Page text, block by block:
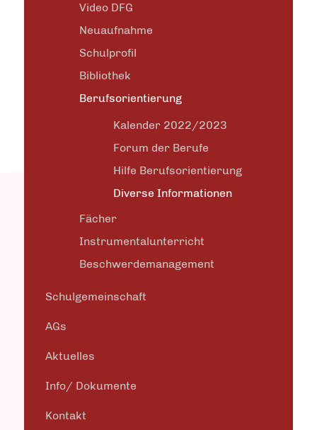
Video DFG
Neuaufnahme
Schulprofil
Bibliothek
Berufsorientierung
Kalender 2022/2023
Forum der Berufe
Hilfe Berufsorientierung
Diverse Informationen
Fächer
Instrumentalunterricht
Beschwerdemanagement
Schulgemeinschaft
AGs
Aktuelles
Info/ Dokumente
Kontakt